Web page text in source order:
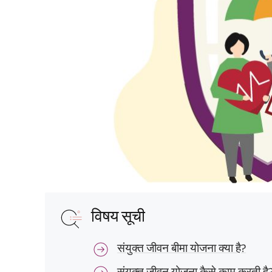
विषय सूची
संयुक्त जीवन बीमा योजना क्या है?